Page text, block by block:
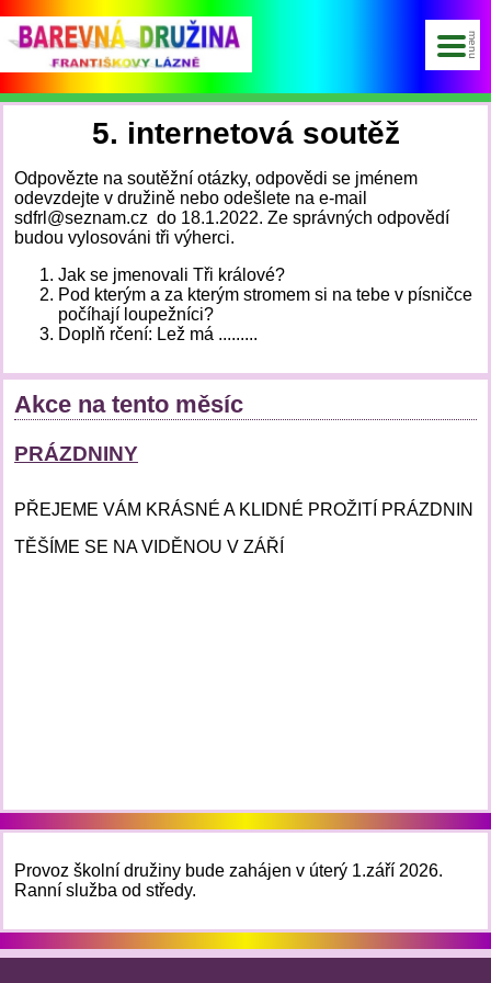
5. internetová soutěž
Odpovězte na soutěžní otázky, odpovědi se jménem
odevzdejte v družině nebo odešlete na e-mail
sdfrl@seznam.cz do 18.1.2022. Ze správných odpovědí
budou vylosováni tři výherci.
Jak se jmenovali Tři králové?
Pod kterým a za kterým stromem si na tebe v písničce
počíhají loupežníci?
Doplň rčení: Lež má .........
Akce na tento měsíc
PRÁZDNINY
PŘEJEME VÁM KRÁSNÉ A KLIDNÉ PROŽITÍ PRÁZDNIN
TĚŠÍME SE NA VIDĚNOU V ZÁŘÍ
Provoz školní družiny bude zahájen v úterý 1.září 2026.
Ranní služba od středy.